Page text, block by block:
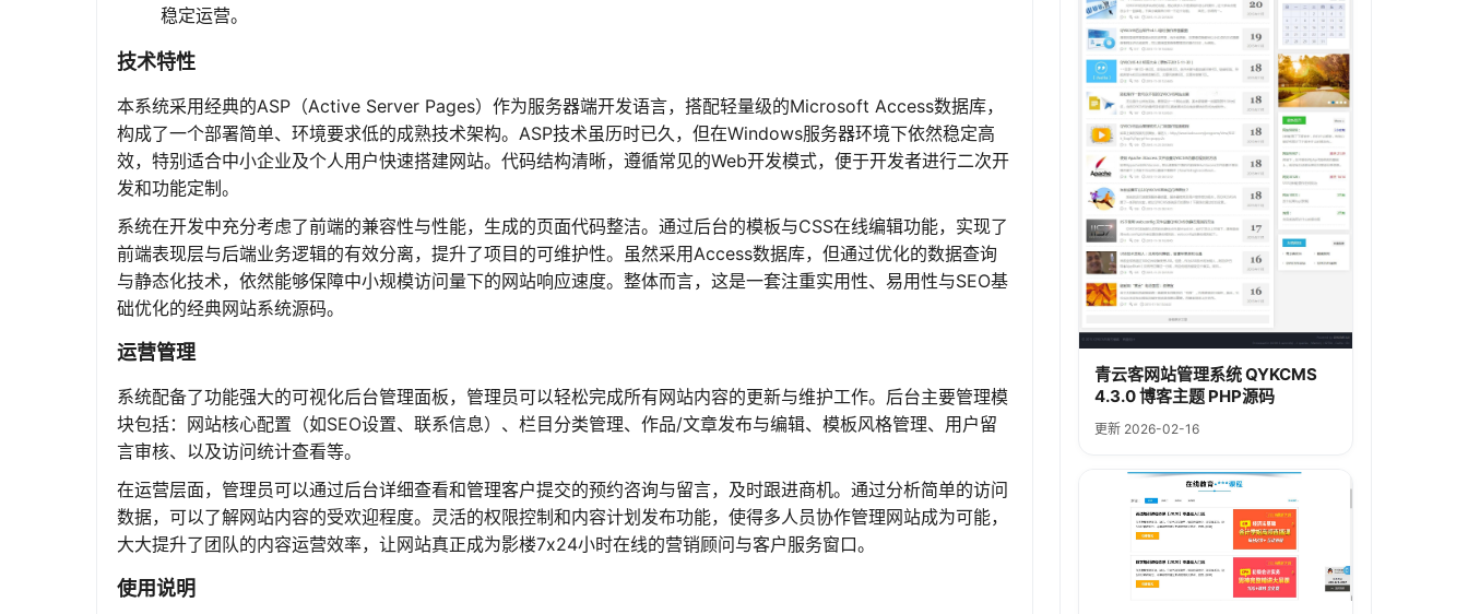
稳定运营。
技术特性
本系统采用经典的ASP（Active Server Pages）作为服务器端开发语言，搭配轻量级的Microsoft Access数据库，
构成了一个部署简单、环境要求低的成熟技术架构。ASP技术虽历时已久，但在Windows服务器环境下依然稳定高
效，特别适合中小企业及个人用户快速搭建网站。代码结构清晰，遵循常见的Web开发模式，便于开发者进行二次开
发和功能定制。
系统在开发中充分考虑了前端的兼容性与性能，生成的页面代码整洁。通过后台的模板与CSS在线编辑功能，实现了
前端表现层与后端业务逻辑的有效分离，提升了项目的可维护性。虽然采用Access数据库，但通过优化的数据查询
与静态化技术，依然能够保障中小规模访问量下的网站响应速度。整体而言，这是一套注重实用性、易用性与SEO基
础优化的经典网站系统源码。
运营管理
系统配备了功能强大的可视化后台管理面板，管理员可以轻松完成所有网站内容的更新与维护工作。后台主要管理模
块包括：网站核心配置（如SEO设置、联系信息）、栏目分类管理、作品/文章发布与编辑、模板风格管理、用户留
言审核、以及访问统计查看等。
在运营层面，管理员可以通过后台详细查看和管理客户提交的预约咨询与留言，及时跟进商机。通过分析简单的访问
数据，可以了解网站内容的受欢迎程度。灵活的权限控制和内容计划发布功能，使得多人员协作管理网站成为可能，
大大提升了团队的内容运营效率，让网站真正成为影楼7x24小时在线的营销顾问与客户服务窗口。
使用说明
青云客网站管理系统 QYKCMS
4.3.0 博客主题 PHP源码
更新 2026-02-16